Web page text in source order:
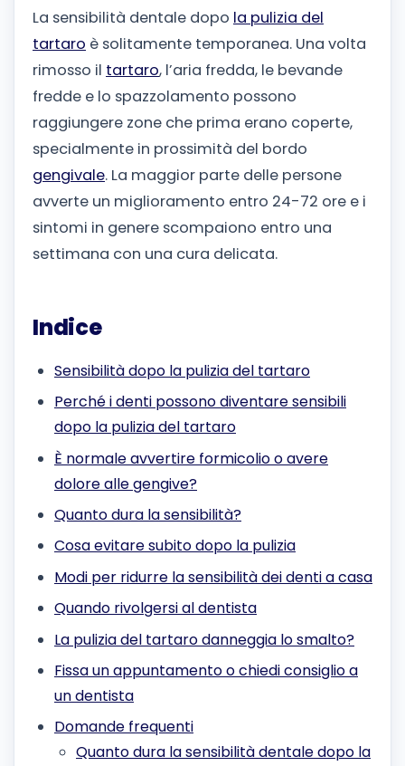
La sensibilità dentale dopo la pulizia del
tartaro è solitamente temporanea. Una volta
rimosso il tartaro, l’aria fredda, le bevande
fredde e lo spazzolamento possono
raggiungere zone che prima erano coperte,
specialmente in prossimità del bordo
gengivale. La maggior parte delle persone
avverte un miglioramento entro 24-72 ore e i
sintomi in genere scompaiono entro una
settimana con una cura delicata.
Indice
Sensibilità dopo la pulizia del tartaro
Perché i denti possono diventare sensibili
dopo la pulizia del tartaro
È normale avvertire formicolio o avere
dolore alle gengive?
Quanto dura la sensibilità?
Cosa evitare subito dopo la pulizia
Modi per ridurre la sensibilità dei denti a casa
Quando rivolgersi al dentista
La pulizia del tartaro danneggia lo smalto?
Fissa un appuntamento o chiedi consiglio a
un dentista
Domande frequenti
Quanto dura la sensibilità dentale dopo la